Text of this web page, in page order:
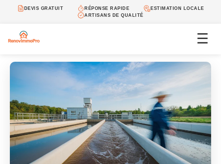
DEVIS GRATUIT RÉPONSE RAPIDE
ESTIMATION LOCALE
ARTISANS DE QUALITÉ
☰